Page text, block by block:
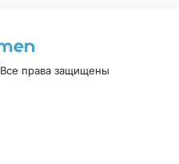
Все права защищены